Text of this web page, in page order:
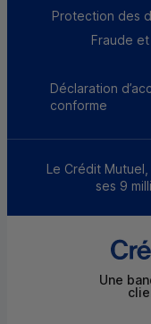
Protection des
Fraude
Déclaration
conforme
Le Crédit
ses 9
Une